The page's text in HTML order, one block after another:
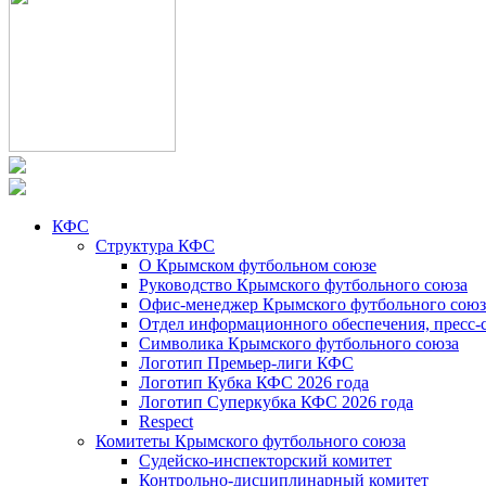
КФС
Структура КФС
О Крымском футбольном союзе
Руководство Крымского футбольного союза
Офис-менеджер Крымского футбольного
Отдел информационного обеспечения, пресс-
Символика Крымского футбольного союза
Логотип Премьер-лиги КФС
Логотип Кубка КФС 2026 года
Логотип Суперкубка КФС 2026 года
Respect
Комитеты Крымского футбольного союза
Судейско-инспекторский комитет
Контрольно-дисциплинарный комитет